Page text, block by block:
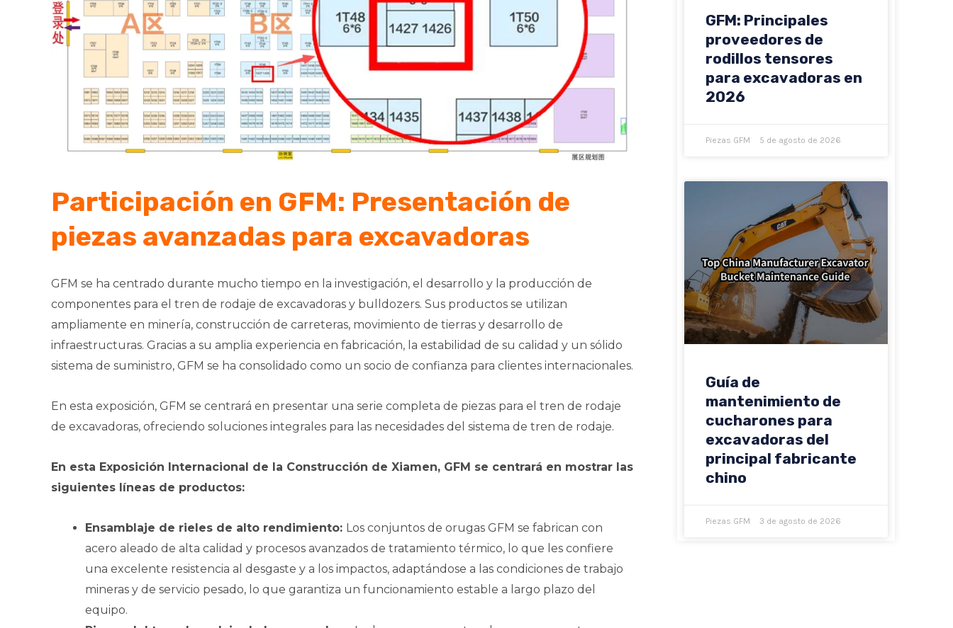
Participación en GFM: Presentación de
piezas avanzadas para excavadoras
GFM se ha centrado durante mucho tiempo en la investigación, el desarrollo y la producción de
componentes para el tren de rodaje de excavadoras y bulldozers. Sus productos se utilizan
ampliamente en minería, construcción de carreteras, movimiento de tierras y desarrollo de
infraestructuras. Gracias a su amplia experiencia en fabricación, la estabilidad de su calidad y un sólido
sistema de suministro, GFM se ha consolidado como un socio de confianza para clientes internacionales.
En esta exposición, GFM se centrará en presentar una serie completa de piezas para el tren de rodaje
de excavadoras, ofreciendo soluciones integrales para las necesidades del sistema de tren de rodaje.
En esta Exposición Internacional de la Construcción de Xiamen, GFM se centrará en mostrar las
siguientes líneas de productos:
Ensamblaje de rieles de alto rendimiento: Los conjuntos de orugas GFM se fabrican con
acero aleado de alta calidad y procesos avanzados de tratamiento térmico, lo que les confiere
una excelente resistencia al desgaste y a los impactos, adaptándose a las condiciones de trabajo
mineras y de servicio pesado, lo que garantiza un funcionamiento estable a largo plazo del
equipo.
GFM: Principales
proveedores de
rodillos tensores
para excavadoras en
2026
Piezas GFM 5 de agosto de 2026
Guía de
mantenimiento de
cucharones para
excavadoras del
principal fabricante
chino
Piezas GFM 3 de agosto de 2026